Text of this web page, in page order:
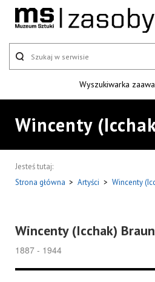
Wyszukiwarka
Wincenty
Jesteś tutaj:
Strona główna > Artyści > Wincenty
Wincenty (Icchak)
1887 - 1944